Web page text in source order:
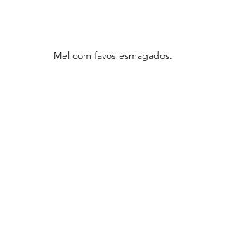
Mel com favos esmagados.